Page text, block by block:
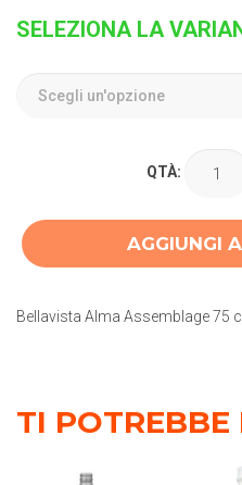
SELEZIONA LA
QTÀ:
AGGIUNGI
Bellavista Alma Assemblage 75 cl
TI POTREBBE